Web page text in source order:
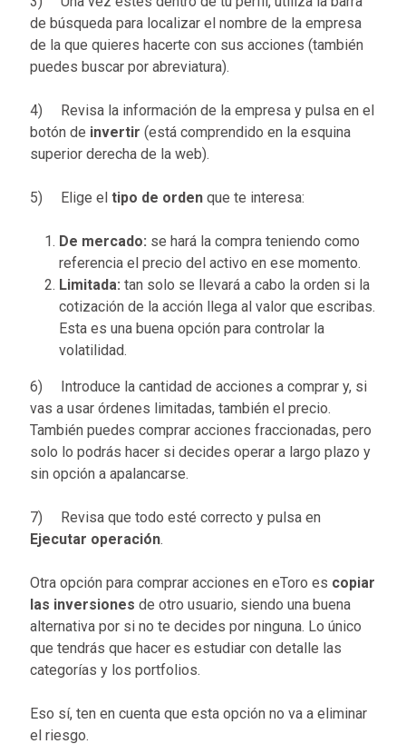
de búsqueda para localizar el nombre de la empresa
de la que quieres hacerte con sus acciones (también
puedes buscar por abreviatura).
4) Revisa la información de la empresa y pulsa en el
botón de invertir (está comprendido en la esquina
superior derecha de la web).
5) Elige eltipo de orden que te interesa:
De mercado: se hará la compra teniendo como
referencia el precio del activo en ese momento.
Limitada:tan solo se llevará a cabo la orden si la
cotización de la acción llega al valor que escribas.
Esta es una buena opción para controlar la
volatilidad.
6) Introduce la cantidad de acciones a comprar y, si
vas a usar órdenes limitadas, también el precio.
También puedes comprar acciones fraccionadas, pero
solo lo podrás hacer si decides operar a largo plazo y
sin opción a apalancarse.
7) Revisa que todo esté correcto y pulsa en
Ejecutar operación.
Otra opción para comprar acciones en eToro es copiar
las inversiones de otro usuario, siendo una buena
alternativa por si no te decides por ninguna. Lo único
que tendrás que hacer es estudiar con detalle las
categorías y los portfolios.
Eso sí, ten en cuenta que esta opción no va a eliminar
el riesgo.